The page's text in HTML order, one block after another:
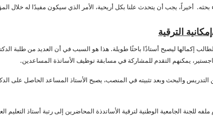
بحثه. أخيراً، يجب أن يتحدث علنا بكل أريحية، الأمر الذي سيكون مفيدًا له خلال
الترقية
إكمالها ليصبح أستاذًا باحثًا طويلة. هذا هو السبب في أن العديد من طلبة
يمكنهم التقدم للمشاركة في مسابقة توظيف الأساتذة المساعدين.
والبحث وبعد تثبيته في المنصب، يصبح الأستاذ المساعد الحاصل على
ملفه للجنة الجامعية الوطنية لترقية الأساتدذة المحاضرين إلى رتبة أستاذ